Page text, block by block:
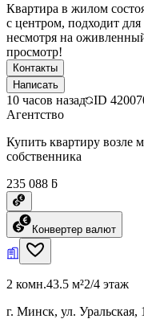
Квартира в жилом
с центром, подходит
несмотря на
просмотр!
Контакты
Написать
10 часов назад ID
Агентство
Купить квартиру возле
собственника
235 088 ƃ
Конвертер валют
2 комн.43.5 м²2/4 этаж
г. Минск, ул. Уральская,